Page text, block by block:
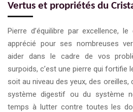
Vertus et propriétés du
Pierre d’équilibre par excellence,
apprécié pour ses nombreuses
aider dans le cadre de vos
surpoids, c’est une pierre qui fortifie
soit au niveau des yeux, des
système digestif ou du système
temps à lutter contre toutes les